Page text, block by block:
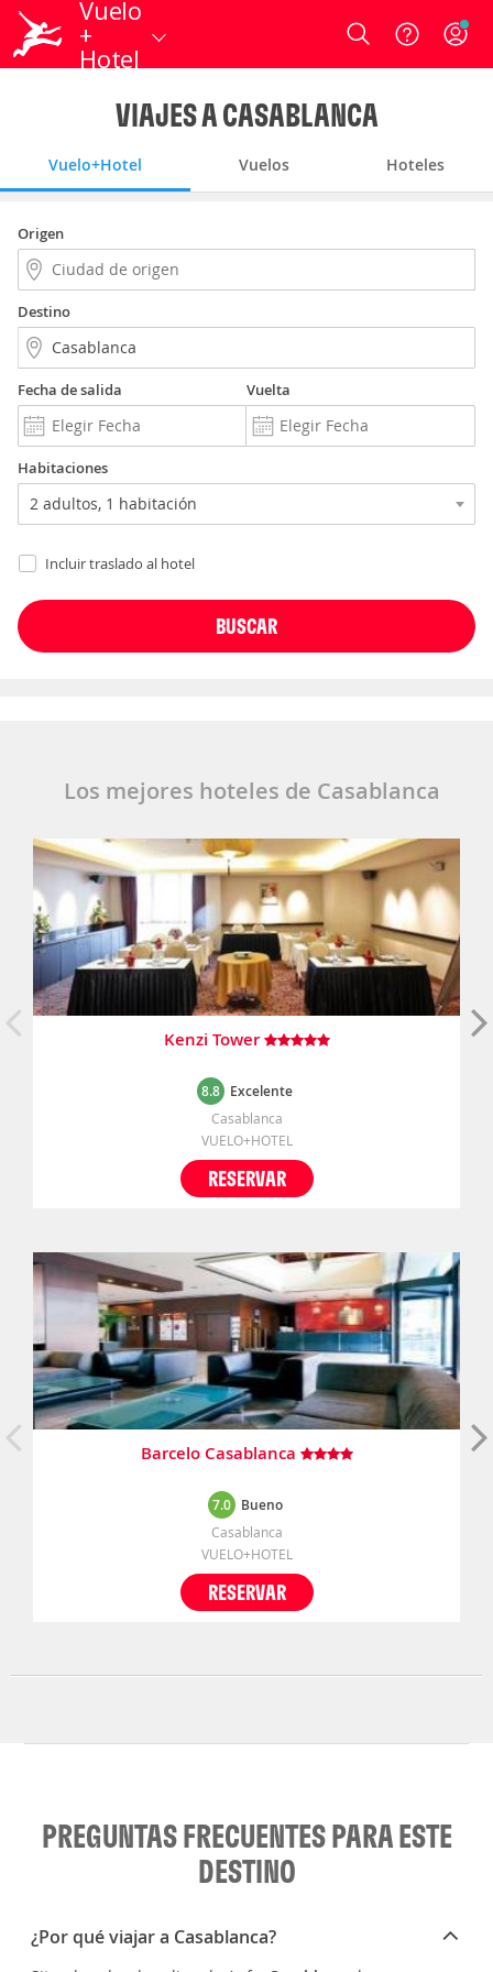
Vuelo
+
Hotel
Login
VIAJES A CASABLANCA
Vuelo+Hotel Vuelos Hoteles
Origen
Destino
Fecha de salida Vuelta
Habitaciones
Incluir traslado al hotel
Los mejores hoteles de Casablanca
Kenzi Tower
8.8 Excelente
Casablanca
VUELO+HOTEL
RESERVAR
Barcelo Casablanca
7.0 Bueno
Casablanca
VUELO+HOTEL
RESERVAR
PREGUNTAS FRECUENTES PARA ESTE
DESTINO
¿Por qué viajar a Casablanca?